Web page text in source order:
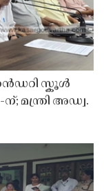
സ്കൂൾ
ന്; മന്ത്രി അഡ്വ.